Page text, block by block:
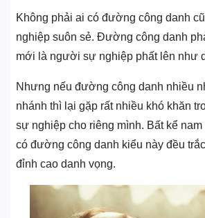
Không phải ai có đường công danh
nghiệp suôn sẻ. Đường công danh
mới là người sự nghiệp phất lên như
Nhưng nếu đường công danh nhiều
nhánh thì lại gặp rất nhiều khó khăn
sự nghiệp cho riêng mình. Bất kể
có đường công danh kiểu này đều
đỉnh cao danh vọng.